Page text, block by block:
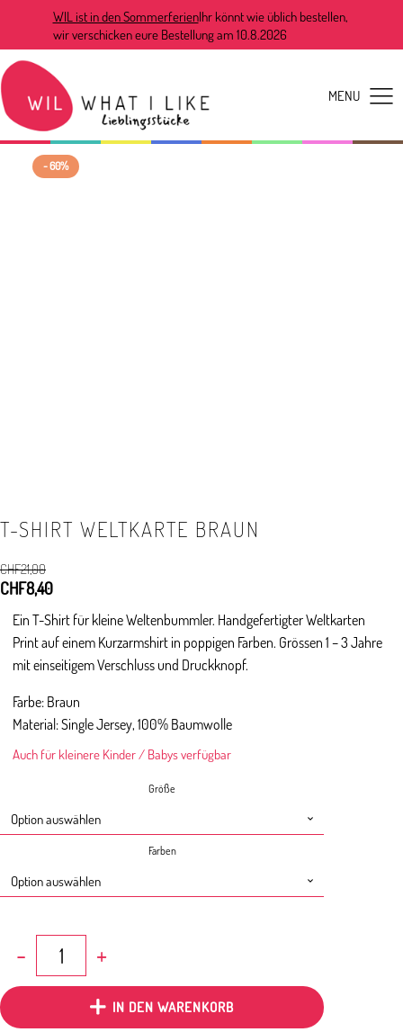
WIL ist in den SommerferienIhr könnt wie üblich bestellen,
wir verschicken eure Bestellung am 10.8.2026
- 60%
T-SHIRT WELTKARTE BRAUN
CHF21,00
Ursprünglicher
war:
CHF21,00
CHF8,40Aktueller
ist:
CHF8,40.
Ein T-Shirt für kleine Weltenbummler. Handgefertigter Weltkarten
Print auf einem Kurzarmshirt in poppigen Farben. Grössen 1 – 3 Jahre
mit einseitigem Verschluss und Druckknopf.
Farbe: Braun
Material: Single Jersey, 100% Baumwolle
Auch für kleinere Kinder / Babys verfügbar
Größe
Farben
Weltkarte
IN DEN WARENKORB